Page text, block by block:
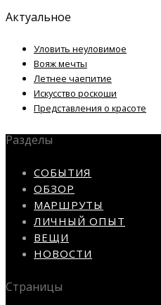
Актуальное
Уловить неуловимое
Вояж мечты
Летнее чаепитие
Искусство роскоши
Представления о красоте
Разделы
СОБЫТИЯ
ОБЗОР
МАРШРУТЫ
ЛИЧНЫЙ ОПЫТ
ВЕЩИ
НОВОСТИ
Страницы